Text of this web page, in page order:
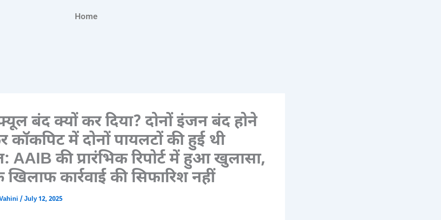
Home
बंद क्यों कर दिया? दोनों इंजन बंद होने
कॉकपिट में दोनों पायलटों की हुई थी
AAIB की प्रारंभिक रिपोर्ट में हुआ खुलासा,
कार्रवाई की सिफारिश नहीं
/July 12, 2025